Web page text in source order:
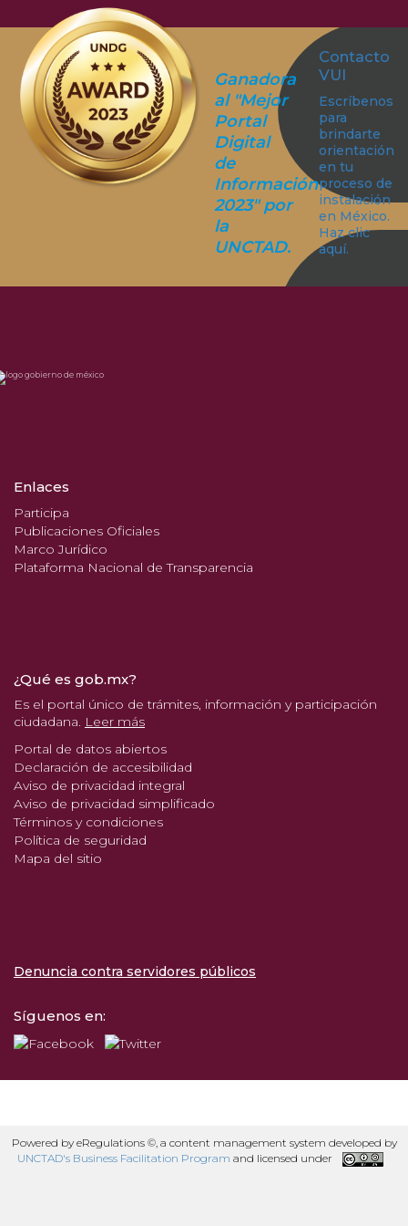
Ganadora
al "Mejor
Portal
Digital
de
Información
2023" por
la
UNCTAD.
Contacto
VUI
Escríbenos
para
brindarte
orientación
en tu
proceso de
instalación
en México.
Haz clic
aquí.
Enlaces
Participa
Publicaciones Oficiales
Marco Jurídico
Plataforma Nacional de Transparencia
¿Qué es gob.mx?
Es el portal único de trámites, información y participación
ciudadana. Leer más
Portal de datos abiertos
Declaración de accesibilidad
Aviso de privacidad integral
Aviso de privacidad simplificado
Términos y condiciones
Política de seguridad
Mapa del sitio
Denuncia contra servidores públicos
Síguenos en:
Powered by eRegulations ©, a content management system developed by
UNCTAD's Business Facilitation Program and licensed under